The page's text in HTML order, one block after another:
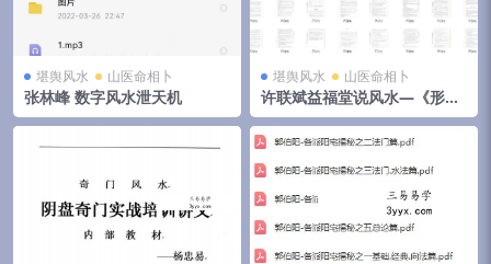
堪舆风水 山医命相卜
张林峰 数字风水泄天机
堪舆风水 山医命相卜
许联斌益福堂说风水—《形派
峦体风水案例合集》，4册共5
00页 夸克网盘下载